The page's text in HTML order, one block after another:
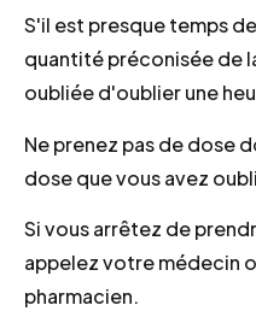
S'il est presque temps
quantité préconisée de
oubliée d'oublier une
Ne prenez pas de dose
dose que vous avez
Si vous arrêtez de
appelez votre médecin
pharmacien.